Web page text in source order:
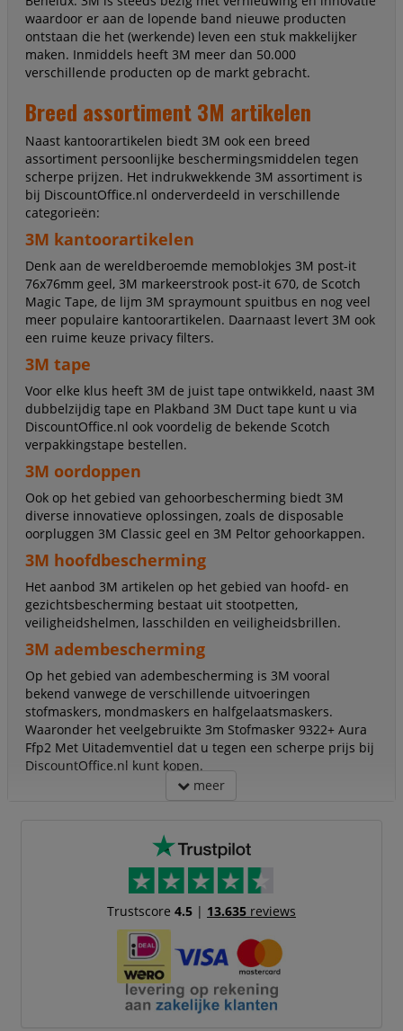
waardoor er aan de lopende band nieuwe producten
ontstaan die het (werkende) leven een stuk makkelijker
maken. Inmiddels heeft 3M meer dan 50.000
verschillende producten op de markt gebracht.
Breed assortiment 3M artikelen
Naast kantoorartikelen biedt 3M ook een breed
assortiment persoonlijke beschermingsmiddelen tegen
scherpe prijzen. Het indrukwekkende 3M assortiment is
bij DiscountOffice.nl onderverdeeld in verschillende
categorieën:
3M kantoorartikelen
Denk aan de wereldberoemde memoblokjes 3M post-it
76x76mm geel, 3M markeerstrook post-it 670, de Scotch
Magic Tape, de lijm 3M spraymount spuitbus en nog veel
meer populaire kantoorartikelen. Daarnaast levert 3M ook
een ruime keuze privacy filters.
3M tape
Voor elke klus heeft 3M de juist tape ontwikkeld, naast 3M
dubbelzijdig tape en Plakband 3M Duct tape kunt u via
DiscountOffice.nl ook voordelig de bekende Scotch
verpakkingstape bestellen.
3M oordoppen
Ook op het gebied van gehoorbescherming biedt 3M
diverse innovatieve oplossingen, zoals de disposable
oorpluggen 3M Classic geel en 3M Peltor gehoorkappen.
3M hoofdbescherming
Het aanbod 3M artikelen op het gebied van hoofd- en
gezichtsbescherming bestaat uit stootpetten,
veiligheidshelmen, lasschilden en veiligheidsbrillen.
3M adembescherming
Op het gebied van adembescherming is 3M vooral
bekend vanwege de verschillende uitvoeringen
stofmaskers, mondmaskers en halfgelaatsmaskers.
Waaronder het veelgebruikte 3m Stofmasker 9322+ Aura
Ffp2 Met Uitademventiel dat u tegen een scherpe prijs bij
DiscountOffice.nl kunt kopen.
meer
Trustscore 4.5| 13.635reviews